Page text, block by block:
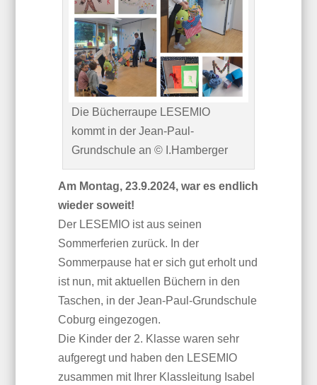
Die Bücherraupe LESEMIO
kommt in der Jean-Paul-
Grundschule an © I.Hamberger
Am Montag, 23.9.2024, war es endlich
wieder soweit!
Der LESEMIO ist aus seinen
Sommerferien zurück. In der
Sommerpause hat er sich gut erholt und
ist nun, mit aktuellen Büchern in den
Taschen, in der Jean-Paul-Grundschule
Coburg eingezogen.
Die Kinder der 2. Klasse waren sehr
aufgeregt und haben den LESEMIO
zusammen mit Ihrer Klassleitung Isabel